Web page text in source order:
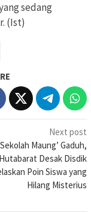
sedang
(Ist)
Next post
Maung’ Gaduh,
Desak Disdik
Poin Siswa yang
Hilang Misterius